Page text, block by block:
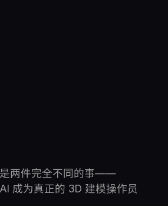
两件完全不同的事——
成为真正的 3D 建模操作员